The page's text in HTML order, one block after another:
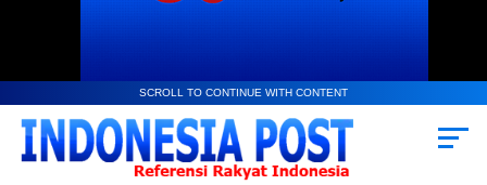
SCROLL TO CONTINUE WITH CONTENT